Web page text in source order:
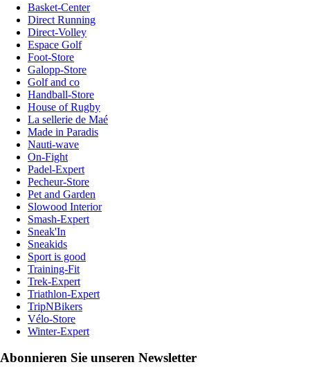
Basket-Center
Direct Running
Direct-Volley
Espace Golf
Foot-Store
Galopp-Store
Golf and co
Handball-Store
House of Rugby
La sellerie de Maé
Made in Paradis
Nauti-wave
On-Fight
Padel-Expert
Pecheur-Store
Pet and Garden
Slowood Interior
Smash-Expert
Sneak'In
Sneakids
Sport is good
Training-Fit
Trek-Expert
Triathlon-Expert
TripNBikers
Vélo-Store
Winter-Expert
Abonnieren Sie unseren Newsletter